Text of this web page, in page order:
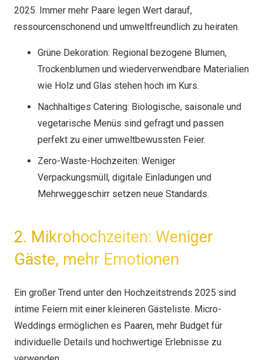
2025. Immer mehr Paare legen Wert darauf,
ressourcenschonend und umweltfreundlich zu heiraten.
Grüne Dekoration: Regional bezogene Blumen,
Trockenblumen und wiederverwendbare Materialien
wie Holz und Glas stehen hoch im Kurs.
Nachhaltiges Catering: Biologische, saisonale und
vegetarische Menüs sind gefragt und passen
perfekt zu einer umweltbewussten Feier.
Zero-Waste-Hochzeiten: Weniger
Verpackungsmüll, digitale Einladungen und
Mehrweggeschirr setzen neue Standards.
2. Mikrohochzeiten: Weniger
Gäste, mehr Emotionen
Ein großer Trend unter den Hochzeitstrends 2025 sind
intime Feiern mit einer kleineren Gästeliste. Micro-
Weddings ermöglichen es Paaren, mehr Budget für
individuelle Details und hochwertige Erlebnisse zu